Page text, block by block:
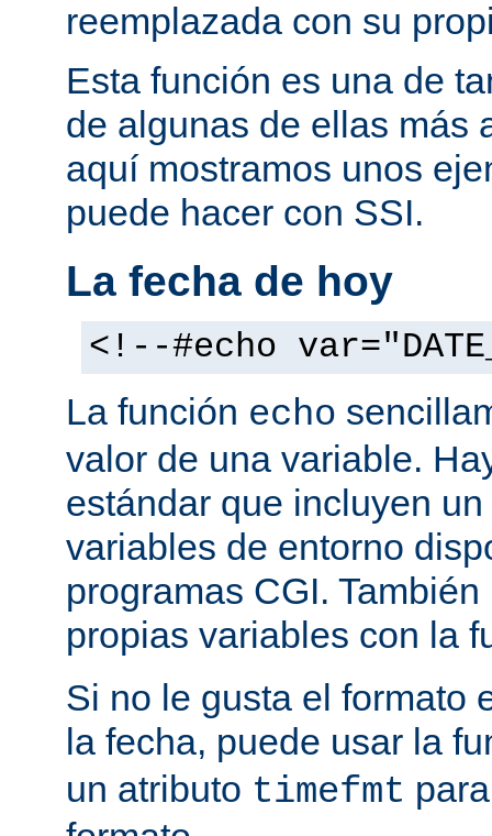
reemplazada con su
Esta función es una de
de algunas de ellas más
aquí mostramos unos
puede hacer con SSI.
La fecha de hoy
<!--#echo
La función echo
valor de una variable.
estándar que incluyen
variables de entorno
programas CGI.
propias variables con la
Si no le gusta el formato
la fecha, puede usar la
un atributo timefmt